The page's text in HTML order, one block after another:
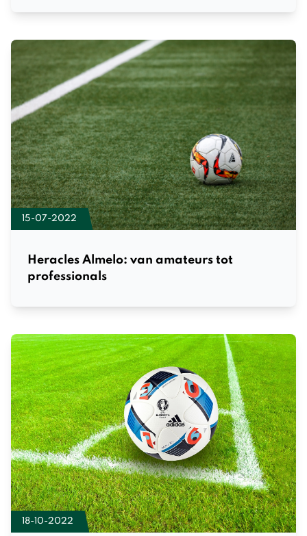
15-07-2022
Heracles Almelo: van amateurs tot
professionals
18-10-2022